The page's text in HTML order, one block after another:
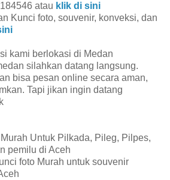
atau klik di sini
Kunci foto, souvenir, konveksi, dan
kami berlokasi di Medan
silahkan datang langsung.
bisa pesan online secara aman,
Tapi jikan ingin datang
Untuk Pilkada, Pileg, Pilpes,
pemilu di Aceh
foto Murah untuk souvenir